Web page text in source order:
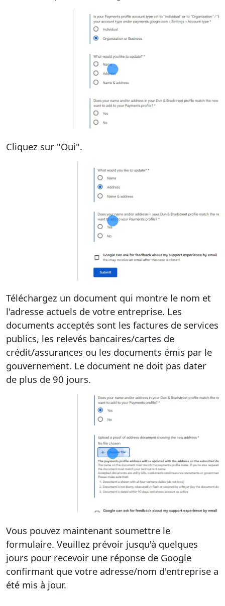
Cliquez sur "Oui".
Téléchargez un document qui montre le nom et
l'adresse actuels de votre entreprise. Les
documents acceptés sont les factures de services
publics, les relevés bancaires/cartes de
crédit/assurances ou les documents émis par le
gouvernement. Le document ne doit pas dater
de plus de 90 jours.
Vous pouvez maintenant soumettre le
formulaire. Veuillez prévoir jusqu'à quelques
jours pour recevoir une réponse de Google
confirmant que votre adresse/nom d'entreprise a
été mis à jour.